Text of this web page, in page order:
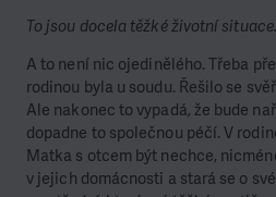
To jsou docela těžké životní situace.
A to není nic ojedinělého. Třeba
rodinou byla u soudu. Řešilo se
Ale nakonec to vypadá, že bude
dopadne to společnou péčí. V
Matka s otcem být nechce,
v jejich domácnosti a stará se o